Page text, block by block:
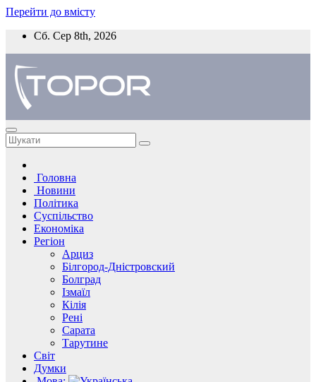
Перейти до вмісту
Сб. Сер 8th, 2026
Головна
Новини
Політика
Суспільство
Економіка
Регіон
Арциз
Білгород-Дністровский
Болград
Ізмаїл
Кілія
Рені
Сарата
Тарутине
Світ
Думки